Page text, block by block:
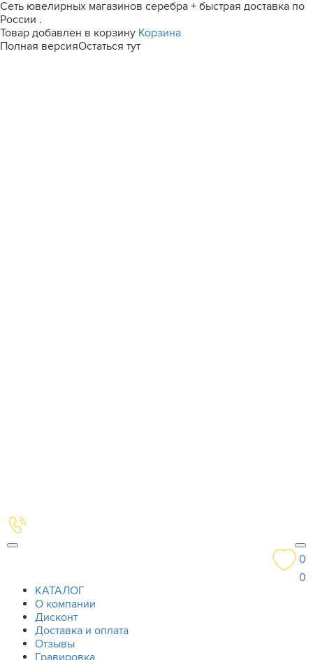
Сеть ювелирных магазинов серебра + быстрая доставка по
России .
Товар добавлен в корзину Корзина
Полная версияОстаться тут
0
0
КАТАЛОГ
О компании
Дисконт
Доставка и оплата
Отзывы
Гравировка